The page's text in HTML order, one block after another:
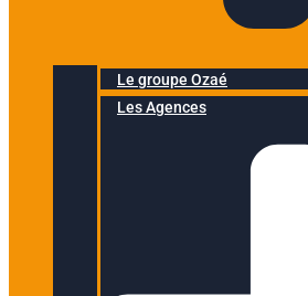
Le groupe Ozaé
Les Agences